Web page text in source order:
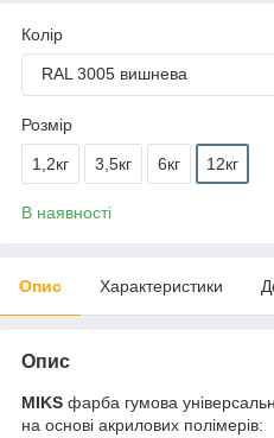
Колір
RAL 3005 вишнева
Розмір
1,2кг 3,5кг 6кг 12кг
В наявності
Опис Характеристики
Опис
MIKS фарба гумова
на основі акрилових полімерів: